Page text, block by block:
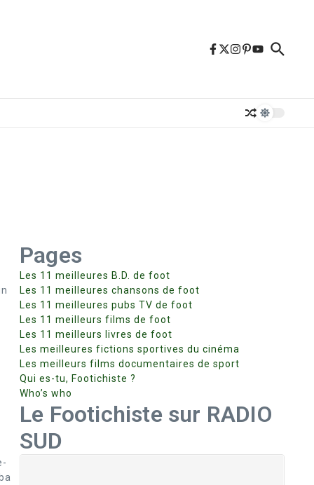
Pages
Les 11 meilleures B.D. de foot
Les 11 meilleures chansons de foot
Les 11 meilleures pubs TV de foot
Les 11 meilleurs films de foot
Les 11 meilleurs livres de foot
Les meilleures fictions sportives du cinéma
Les meilleurs films documentaires de sport
Qui es-tu, Footichiste ?
Who’s who
Le Footichiste sur RADIO
SUD